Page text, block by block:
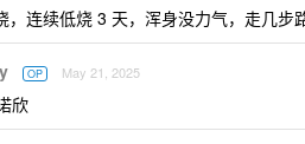
，连续低烧 3 天，浑身没力气，走几
OP May 21, 2025
欣